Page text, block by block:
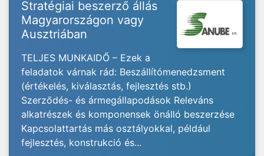
Stratégiai beszerző állás
Magyarországon vagy
Ausztriában
TELJES MUNKAIDŐ – Ezek a
feladatok várnak rád: Beszállítómenedzsment
(értékelés, kiválasztás, fejlesztés stb.)
Szerződés- és ármegállapodások Releváns
alkatrészek és komponensek önálló beszerzése
Kapcsolattartás más osztályokkal, például
fejlesztés, konstrukció és...